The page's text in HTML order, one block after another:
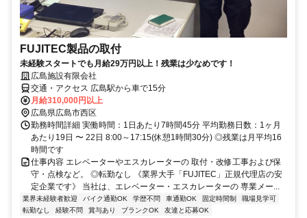
FUJITEC製品の取付
未経験スタートでも月給29万円以上！残業は少なめです！
広島施設有限会社
交通・アクセス 広島駅から車で15分
月給310,000円以上
広島県広島市西区
勤務時間詳細 実働時間：1日あたり7時間45分 平均勤務日数：1ヶ月
あたり19日 〜 22日 8:00～17:15(休憩1時間30分) ◎残業は月平均16
時間です
仕事内容 エレベーターやエスカレーターの 取付・改修工事および保
守・点検など。 ◎転勤なし 《業界大手「FUJITEC」正規代理店の安
定企業です》 当社は、エレベーター・エスカレーターの 専業メー...
業界未経験者歓迎 バイク通勤OK 学歴不問 車通勤OK 固定時間制
職場見学可
転勤なし
経験不問 賞与あり ブランクOK 友達と応募OK